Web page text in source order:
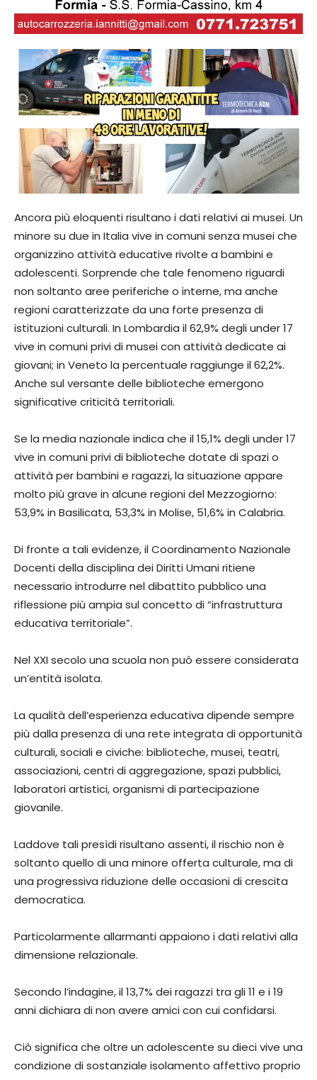
Ancora più eloquenti risultano i dati relativi ai musei. Un
minore su due in Italia vive in comuni senza musei che
organizzino attività educative rivolte a bambini e
adolescenti. Sorprende che tale fenomeno riguardi
non soltanto aree periferiche o interne, ma anche
regioni caratterizzate da una forte presenza di
istituzioni culturali. In Lombardia il 62,9% degli under 17
vive in comuni privi di musei con attività dedicate ai
giovani; in Veneto la percentuale raggiunge il 62,2%.
Anche sul versante delle biblioteche emergono
significative criticità territoriali.
Se la media nazionale indica che il 15,1% degli under 17
vive in comuni privi di biblioteche dotate di spazi o
attività per bambini e ragazzi, la situazione appare
molto più grave in alcune regioni del Mezzogiorno:
53,9% in Basilicata, 53,3% in Molise, 51,6% in Calabria.
Di fronte a tali evidenze, il Coordinamento Nazionale
Docenti della disciplina dei Diritti Umani ritiene
necessario introdurre nel dibattito pubblico una
riflessione più ampia sul concetto di “infrastruttura
educativa territoriale”.
Nel XXI secolo una scuola non può essere considerata
un’entità isolata.
La qualità dell’esperienza educativa dipende sempre
più dalla presenza di una rete integrata di opportunità
culturali, sociali e civiche: biblioteche, musei, teatri,
associazioni, centri di aggregazione, spazi pubblici,
laboratori artistici, organismi di partecipazione
giovanile.
Laddove tali presìdi risultano assenti, il rischio non è
soltanto quello di una minore offerta culturale, ma di
una progressiva riduzione delle occasioni di crescita
democratica.
Particolarmente allarmanti appaiono i dati relativi alla
dimensione relazionale.
Secondo l’indagine, il 13,7% dei ragazzi tra gli 11 e i 19
anni dichiara di non avere amici con cui confidarsi.
Ciò significa che oltre un adolescente su dieci vive una
condizione di sostanziale isolamento affettivo proprio